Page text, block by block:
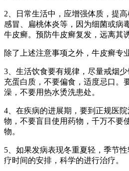
2、日常生活中，应增强体质，提
感冒、扁桃体炎等，因为细菌或病
牛皮癣。预防牛皮癣复发，远离其
除了上述注意事项之外，牛皮癣专
3、生活饮食要有规律，尽量戒烟
充蛋白质，不要偏食，适度忌口。
澡，不要用热水烫洗患处。
4、在疾病的进展期，要到正规医
物，不要盲目使用药物，千万不要
物。
5、如果发病表现冬重夏轻，季节
疗时间的安排，科学的进行治疗。